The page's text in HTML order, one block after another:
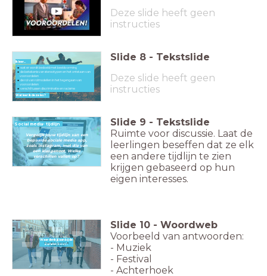
Deze slide heeft geen
instructies
Wat leer ik deze les?
wat er wordt bedoeld met beeldvorming
de betekenis van stereotypen en het ontstaan van
vooroordelen
de rol van rolmodellen in het tegengaan van
vooroordelen
verschil tussen discriminatie en racisme
Ik leer... Slide 8 - Tekstslide
Deze slide heeft geen
instructies
Social media- tijdlijn
Vergelijk jouw tijdlijn van een
bepaalde sociale media app,
zoals instagram, met die van
een klasgenoot. Welke
verschillen vallen op?
Slide 9 - Tekstslide
Ruimte voor discussie. Laat de
leerlingen beseffen dat ze elk
een andere tijdlijn te zien
krijgen gebaseerd op hun
eigen interesses.
Waar denk jij aan bij de
Zwarte Cross?
Waar denk jij aan bij de
Zwarte Cross?
Slide 10 - Woordweb
Voorbeeld van antwoorden:
- Muziek
- Festival
- Achterhoek